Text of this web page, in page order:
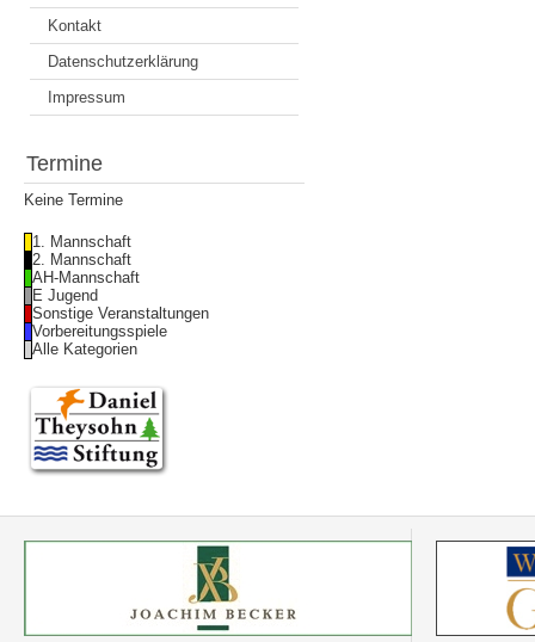
Kontakt
Datenschutzerklärung
Impressum
Termine
Keine Termine
1. Mannschaft
2. Mannschaft
AH-Mannschaft
E Jugend
Sonstige Veranstaltungen
Vorbereitungsspiele
Alle Kategorien